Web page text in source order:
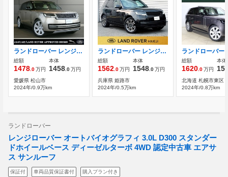
ランドローバー レンジローバー HSE 3.0L D300 スタンダードホイールベース ディーゼルターボ 4WD 認定中古車 ディーゼル HUD シートHC
総額
1478.0万円
本体
1458.0万円
愛媛県 松山市
2024年/0.9万km
ランドローバー レンジローバー SE 3.0L D300 スタンダードホイールベース ディーゼルターボ 4WD サンルーフ エアサス シートヒーター
総額
1562.0万円
本体
1548.0万円
兵庫県 姫路市
2024年/0.5万km
総額
1620.0万円
本体
北海道 札幌市東区
2024年/0.8万km
ランドローバー
レンジローバー オートバイオグラフィ 3.0L D300 スタンダー
ドホイールベース ディーゼルターボ 4WD 認定中古車 エアサ
ス サンルーフ
保証付 車両品質保証書付 購入プラン付き